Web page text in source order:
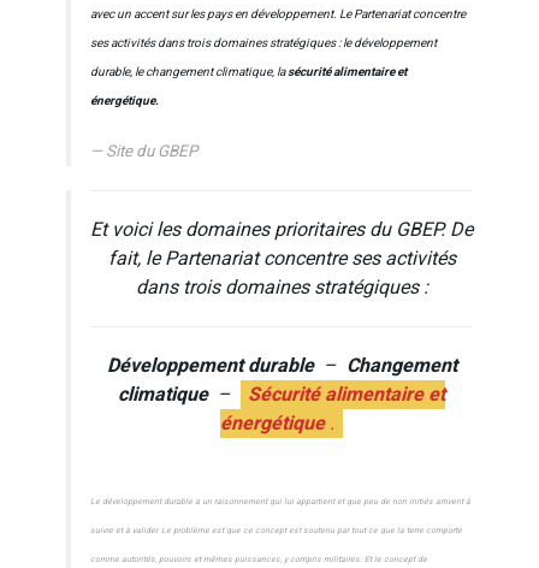
avec un accent sur les pays en développement. Le Partenariat concentre
ses activités dans trois domaines stratégiques : le développement
durable, le changement climatique, lasécurité alimentaire et
énergétique.
Site du GBEP
Et voici les domaines prioritaires du GBEP. De
fait, le Partenariat concentre ses activités
dans trois domaines stratégiques :
Développement durable– Changement
climatique–
Sécurité alimentaire et
énergétique.
Le développement durable a un raisonnement qui lui appartient et que peu de non initiés arrivent à
suivre et à valider. Le problème est que ce concept est soutenu par tout ce que la terre comporte
comme autorités, pouvoirs et mêmes puissances, y compris militaires. Et le concept de